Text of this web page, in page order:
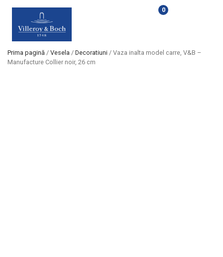
0
Prima pagină / Vesela / Decoratiuni / Vaza inalta model carre, V&B –
Manufacture Collier noir, 26 cm